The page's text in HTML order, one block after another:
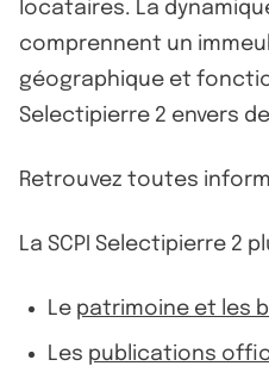
locataires. La
comprennent un
géographique et
Selectipierre 2 envers
Retrouvez toutes
La SCPI Selectipierre 2
Le patrimoine et les
Les publications